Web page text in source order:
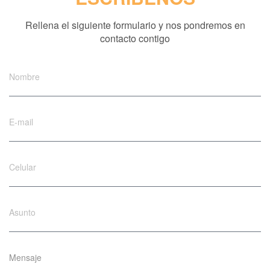
Rellena el siguiente formulario y nos pondremos en
contacto contigo
Mensaje